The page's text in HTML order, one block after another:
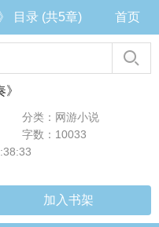
目录 (共5章) 首页
分类：网游小说
字数：10033
加入书架